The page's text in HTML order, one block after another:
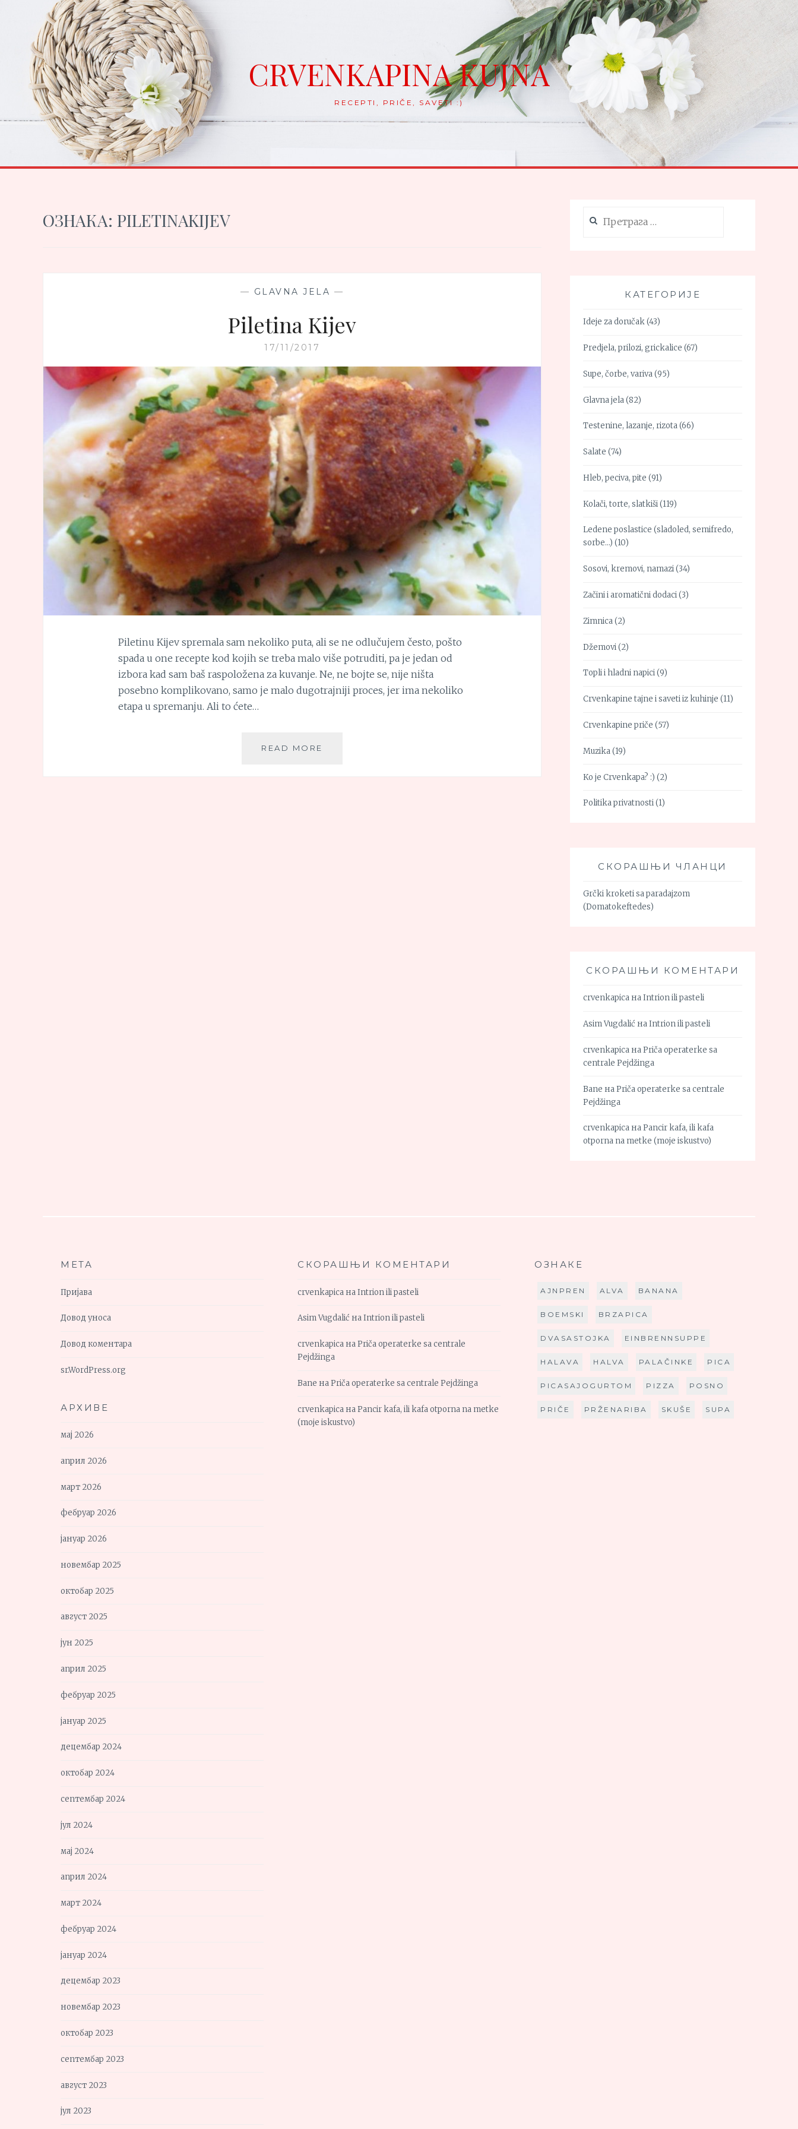
content
CRVENKAPINA KUJNA
RECEPTI, PRIČE, SAVETI :)
ОЗНАКА: PILETINAKIJEV
— GLAVNA JELA —
Piletina Kijev
17/11/2017
Piletinu Kijev spremala sam nekoliko puta, ali se ne odlučujem često, pošto
spada u one recepte kod kojih se treba malo više potruditi, pa je jedan od
izbora kad sam baš raspoložena za kuvanje. Ne, ne bojte se, nije ništa
posebno komplikovano, samo je malo dugotrajniji proces, jer ima nekoliko
etapa u spremanju. Ali to ćete…
READ MORE
за:
КАТЕГОРИЈЕ
Ideje za doručak(43)
Predjela, prilozi, grickalice (67)
Supe, čorbe, variva(95)
Glavna jela(82)
Testenine, lazanje, rizota(66)
Salate (74)
Hleb, peciva, pite (91)
Kolači, torte, slatkiši(119)
Ledene poslastice (sladoled, semifredo,
sorbe…) (10)
Sosovi, kremovi, namazi(34)
Začini i aromatični dodaci(3)
Zimnica(2)
Džemovi(2)
Topli i hladni napici(9)
Crvenkapine tajne i saveti iz kuhinje (11)
Crvenkapine priče (57)
Muzika(19)
Ko je Crvenkapa? :) (2)
Politika privatnosti(1)
СКОРАШЊИ ЧЛАНЦИ
Grčki kroketi sa paradajzom
(Domatokeftedes)
СКОРАШЊИ КОМЕНТАРИ
crvenkapica наIntrion ili pasteli
Asim Vugdalić наIntrion ili pasteli
crvenkapica наPriča operaterke sa
centrale Pejdžinga
Bane наPriča operaterke sa centrale
Pejdžinga
crvenkapica наPancir kafa, ili kafa
otporna na metke (moje iskustvo)
МЕТА
Пријава
Довод уноса
Довод коментара
sr.WordPress.org
АРХИВЕ
мај 2026
април 2026
март 2026
фебруар 2026
јануар 2026
новембар 2025
октобар 2025
август 2025
јун 2025
април 2025
фебруар 2025
јануар 2025
децембар 2024
октобар 2024
септембар 2024
јул 2024
мај 2024
април 2024
март 2024
фебруар 2024
јануар 2024
децембар 2023
новембар 2023
октобар 2023
септембар 2023
август 2023
јул 2023
СКОРАШЊИ КОМЕНТАРИ
crvenkapica наIntrion ili pasteli
Asim Vugdalić наIntrion ili pasteli
crvenkapica наPriča operaterke sa centrale
Pejdžinga
Bane наPriča operaterke sa centrale Pejdžinga
crvenkapica наPancir kafa, ili kafa otporna na metke
(moje iskustvo)
ОЗНАКЕ
AJNPREN ALVA BANANA
BOEMSKI BRZAPICA
DVASASTOJKA EINBRENNSUPPE
HALAVA HALVA PALAČINKE PICA
PICASAJOGURTOM PIZZA POSNO
PRIČE PRŽENARIBA SKUŠE SUPA